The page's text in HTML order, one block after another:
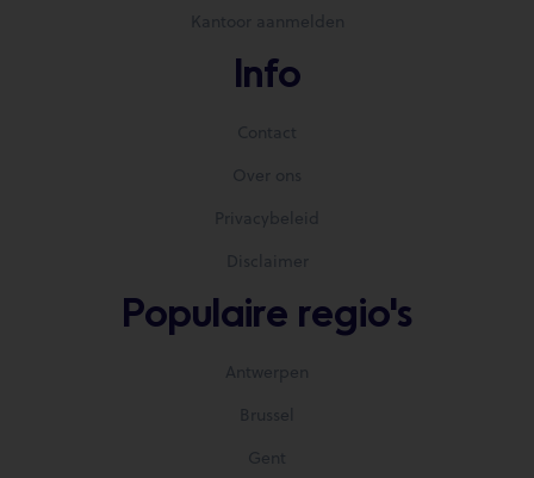
Kantoor aanmelden
Info
Contact
Over ons
Privacybeleid
Disclaimer
Populaire regio's
Antwerpen
Brussel
Gent